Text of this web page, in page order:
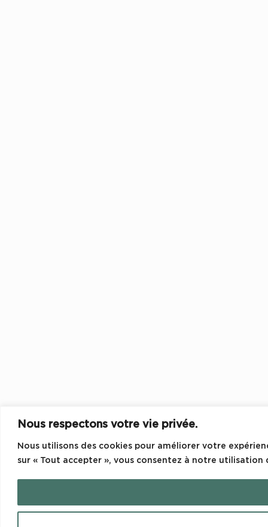
Nous respectons votre vie privée.
Nous utilisons des cookies pour améliorer votre
sur « Tout accepter », vous consentez à notre utilisation